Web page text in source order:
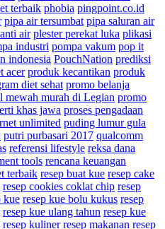
terbaik phobia pingpoint.co.id
pipa air tersumbat pipa saluran air
air plester perekat luka plikasi
industri pompa vakum pop it
indonesia PouchNation prediksi
acer produk kecantikan produk
diet sehat promo belanja
mewah murah di Legian promo
khas jawa proses pengadaan
unlimited puding lumur gula
putri purbasari 2017 qualcomm
referensi lifestyle reksa dana
tools rencana keuangan
terbaik resep buat kue resep cake
resep cookies coklat chip resep
kue resep kue bolu kukus resep
resep kue ulang tahun resep kue
resep kuliner resep makanan resep